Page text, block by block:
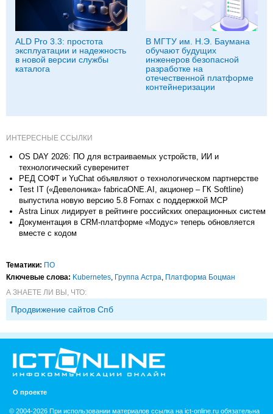
ALD Pro 3.3: простота
эксплуатации и надежность
в новой версии службы
каталога
В МГТУ им. Н.Э. Баумана
обучают будущих
инженеров безопасной
разработке на
отечественной платформе
контейнеризации
ИНТЕРЕСНЫЕ ССЫЛКИ
OS DAY 2026: ПО для встраиваемых устройств, ИИ и
технологический суверенитет
РЕД СОФТ и YuChat объявляют о технологическом партнерстве
Test IT («Девелоника» fabricaONE.AI, акционер – ГК Softline)
выпустила новую версию 5.8 Fornax с поддержкой MCP
Astra Linux лидирует в рейтинге российских операционных систем
Документация в CRM-платформе «Модус» теперь обновляется
вместе с кодом
Тематики: ПО
Ключевые слова: Kubernetes, Группа Астра, Платформа Боцман
А ЗНАЕТЕ ЛИ ВЫ, ЧТО:
Продвижение сайтов Спб
О проекте
© 2004-2026 При использовании материалов ссылка на ict-online.ru обязательна